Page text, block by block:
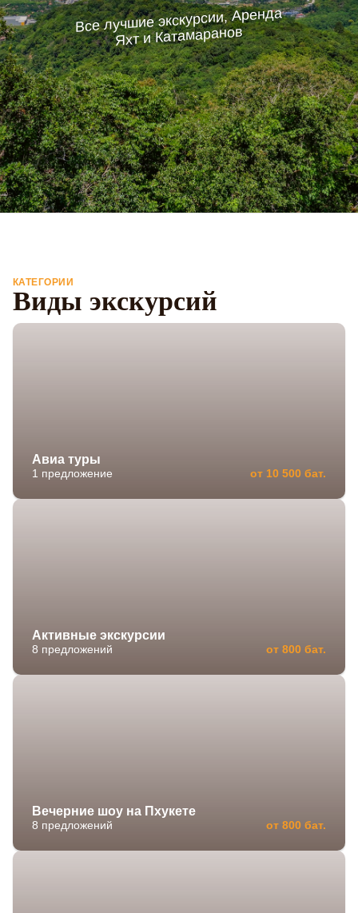
Все лучшие экскурсии, Аренда
Яхт и Катамаранов
КАТЕГОРИИ
Виды экскурсий
Авиа туры
1 предложение от 10 500 бат.
Активные экскурсии
8 предложений от 800 бат.
Вечерние шоу на Пхукете
8 предложений от 800 бат.